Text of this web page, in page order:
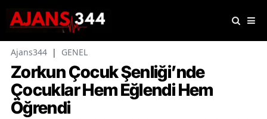
Ajans344 | GENEL
Zorkun Çocuk Şenliği’nde
Çocuklar Hem Eğlendi Hem
Öğrendi